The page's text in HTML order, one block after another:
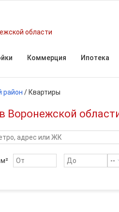
области
Коммерция Ипотека
район / Квартиры
Воронежской
м² --